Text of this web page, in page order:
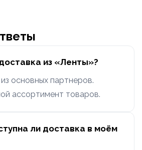
из «Ленты»?
основных партнеров.
ассортимент товаров.
ли доставка в моём